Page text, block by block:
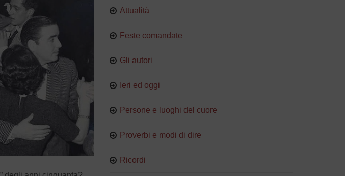
Attualità
Feste comandate
Gli autori
Ieri ed oggi
Persone e luoghi del cuore
Proverbi e modi di dire
Ricordi